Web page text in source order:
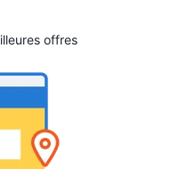
offres